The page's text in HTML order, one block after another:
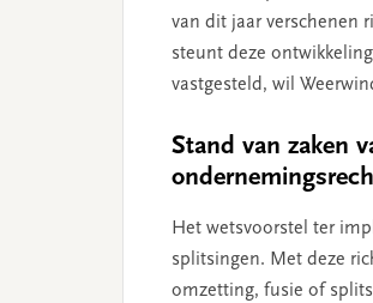
van dit jaar verschenen
steunt deze
vastgesteld, wil
Stand van zaken
Het wetsvoorstel ter
splitsingen. Met deze
omzetting, fusie of